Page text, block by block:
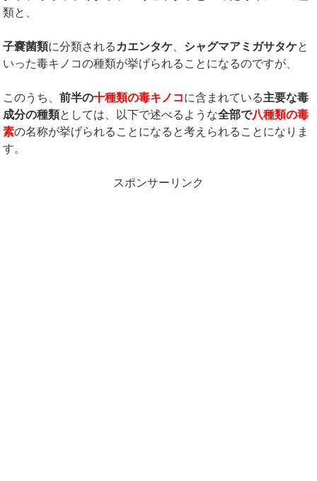
類と、
子嚢菌類に分類される カエンタケ シャグマアミガサタケと
いった毒キノコの種類が挙げられることになるのですが、
このうち、前半の十種類の毒キノコに含まれている主要な毒
成分の種類としては、以下で述べるような全部で八種類の毒
素の名称が挙げられることになると考えられることになりま
す。
スポンサーリンク